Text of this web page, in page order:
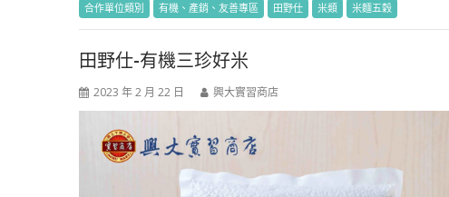
合作單位類別 有機、產銷、友善專區 田野仕 米類 米麵五穀
田野仕-有機三珍好米
2023 年 2 月 22 日 興大實習商店